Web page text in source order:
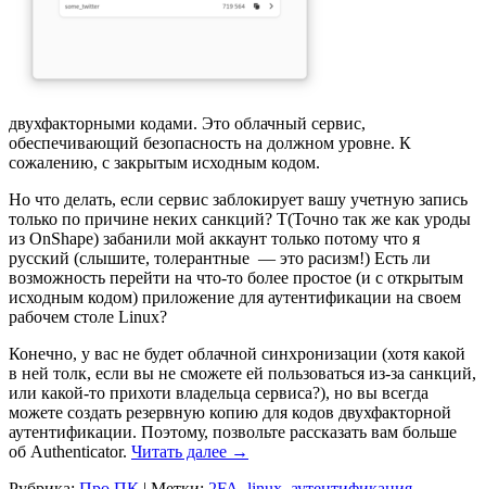
двухфакторными кодами. Это облачный сервис,
обеспечивающий безопасность на должном уровне. К
сожалению, с закрытым исходным кодом.
Но что делать, если сервис заблокирует вашу учетную запись
только по причине неких санкций? Т(Точно так же как уроды
из OnShape) забанили мой аккаунт только потому что я
русский (слышите, толерантные — это расизм!) Есть ли
возможность перейти на что-то более простое (и с открытым
исходным кодом) приложение для аутентификации на своем
рабочем столе Linux?
Конечно, у вас не будет облачной синхронизации (хотя какой
в ней толк, если вы не сможете ей пользоваться из-за санкций,
или какой-то прихоти владельца сервиса?), но вы всегда
можете создать резервную копию для кодов двухфакторной
аутентификации. Поэтому, позвольте рассказать вам больше
об Authenticator. Читать далее →